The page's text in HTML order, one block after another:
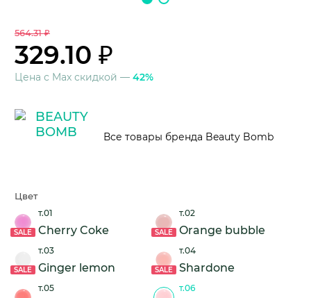
564.31 ₽
329.10 ₽
Цена с Max скидкой — 42%
Все товары бренда Beauty Bomb
Цвет
SALE
т.01
Cherry Coke SALE
т.02
Orange bubble
SALE
т.03
Ginger lemon SALE
т.04
Shardone
т.05 т.06